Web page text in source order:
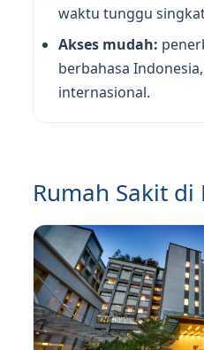
waktu tunggu
Akses mudah:
berbahasa
internasional.
Rumah Sakit